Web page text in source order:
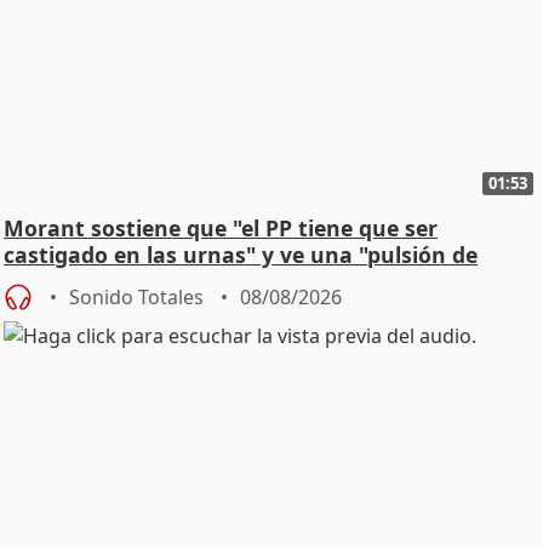
01:53
Morant sostiene que "el PP tiene que ser
castigado en las urnas" y ve una "pulsión de
cambio"
Sonido Totales 08/08/2026